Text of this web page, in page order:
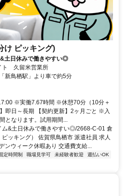
け ピッキング)
土日休みで働きやすい◎
ト 久留米営業所
新鳥栖駅」より車で約5分
※実働7.67時間 ※休憩70分（10分＋
即日～長期 【契約更新】2ヶ月ごと ※入
となります。試用期間...
ム&土日休みで働きやすい◎/2668-C-01 倉
ッキング） 佐賀県鳥栖市 派遣社員 求人
ンウィーク休暇あり 交通費支給...
定時間制 職場見学可 未経験者歓迎
週払いOK